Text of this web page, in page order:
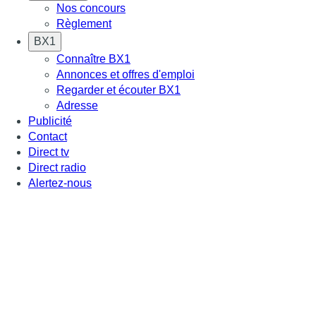
Nos concours
Règlement
BX1
Connaître BX1
Annonces et offres d'emploi
Regarder et écouter BX1
Adresse
Publicité
Contact
Direct tv
Direct radio
Alertez-nous